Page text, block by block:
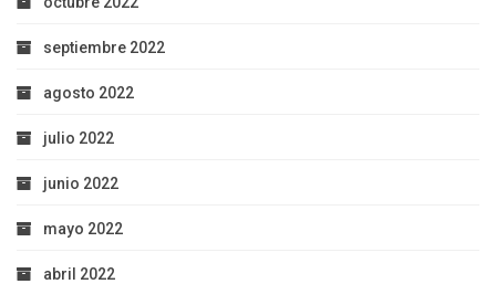
septiembre 2022
agosto 2022
julio 2022
junio 2022
mayo 2022
abril 2022